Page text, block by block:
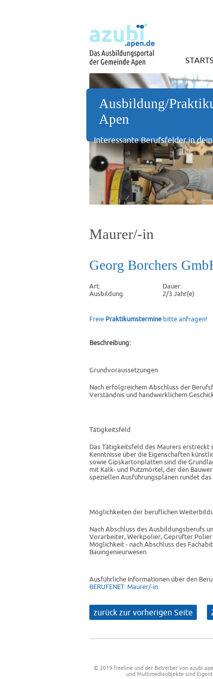
Ausbildung/
Apen
Interessante Berufsfelder in
Maurer/-in
Georg Borchers
Art:
Ausbildung
Dauer:
2/3 Jahr(e)
Freie Praktikumstermine bitte anfragen!
Beschreibung:
Grundvoraussetzungen
Nach erfolgreichem Abschluss der
Verständnis und handwerklichem
Tätigkeitsfeld
Das Tätigkeitsfeld des Maurers erstreckt
Kenntnisse über die Eigenschaften
sowie Gipskartonplatten sind die
mit Kalk- und Putzmörtel, der den
speziellen Ausführungsplänen rundet
Möglichkeiten der beruflichen
Nach Abschluss des Ausbildungsberufs
Vorarbeiter, Werkpolier, Geprüfter
Möglichkeit - nach Abschluss des
Bauingenieurwesen.
Ausführliche Informationen über den
BERUFENET: Maurer/-in
zurück zur vorherigen Seite
© 2019 freeline und der Betreiber von
und Multimediaobjekte sind